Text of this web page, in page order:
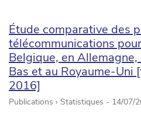
Étude comparative des
télécommunications
Belgique, en Allemagne,
Bas et au Royaume-Uni
2016]
Publications › Statistiques - 14/07/